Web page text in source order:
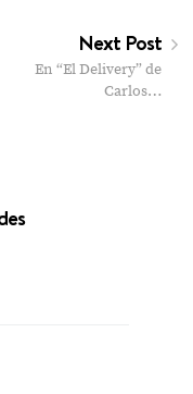
Next Post
En “El Delivery” de
Carlos…